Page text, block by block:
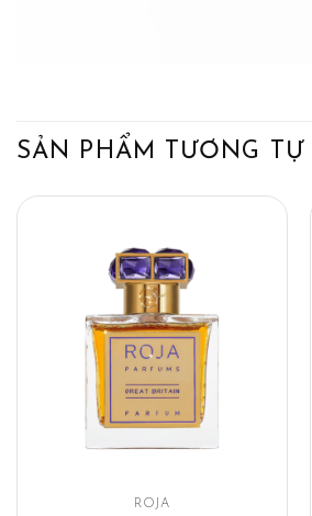
SẢN PHẨM TƯƠNG TỰ
ROJA